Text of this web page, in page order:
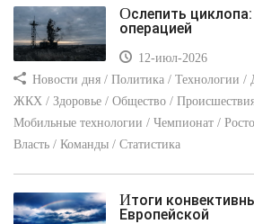
Ослепить циклопа: что стоит за
операцией
12-июл-2026
Новости дня / Политика / Технологии
ЖКХ / Здоровье / Общество /
Мобильные технологии / Чемпионат /
Власть / Команды / Статистика
Итоги конвективных штормов на юге
Европейской